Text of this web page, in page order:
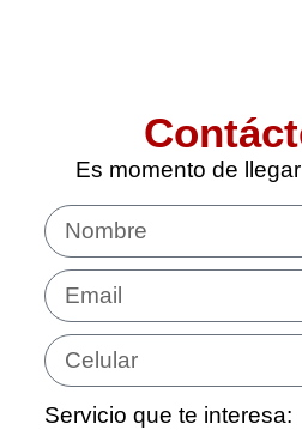
Es momento de
Servicio que te interesa: